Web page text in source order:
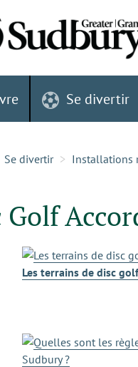
Se divertir
Se divertir Installations
Golf
Les terrains de disc